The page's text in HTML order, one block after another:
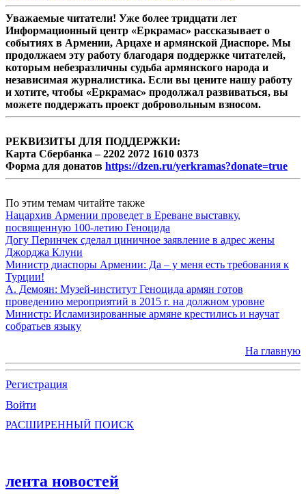
Уважаемые читатели! Уже более тридцати лет
Информационный центр «Еркрамас» рассказывает о
событиях в Армении, Арцахе и армянской Диаспоре. Мы
продолжаем эту работу благодаря поддержке читателей,
которым небезразличны судьба армянского народа и
независимая журналистика. Если вы цените нашу работу
и хотите, чтобы «Еркрамас» продолжал развиваться, вы
можете поддержать проект добровольным взносом.
РЕКВИЗИТЫ ДЛЯ ПОДДЕРЖКИ:
Карта Сбербанка – 2202 2072 1610 0373
Форма для донатов https://dzen.ru/yerkramas?donate=true
По этим темам читайте также
Нацархив Армении проведет в Ереване выставку,
посвященную 100-летию Геноцида
Догу Перинчек сделал циничное заявление в адрес жены
Джорджа Клуни
Министр диаспоры Армении: Да – у меня есть требования к
Турции!
А. Демоян: Музей-институт Геноцида армян готов
проведению мероприятий в 2015 г. на должном уровне
Министр: Исламизированные армяне крестились и научат
собратьев языку
На главную
Регистрация
Войти
РАСШИРЕННЫЙ ПОИСК
лента новостей